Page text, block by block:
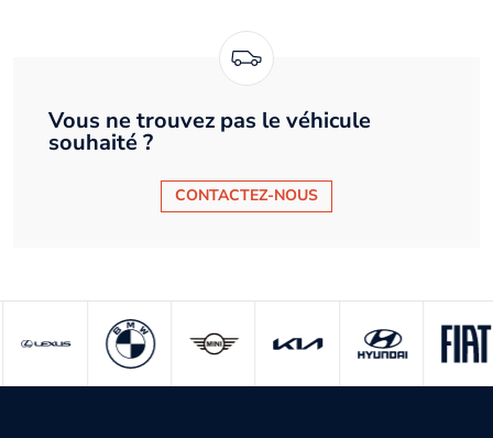
Vous ne trouvez pas le véhicule
souhaité ?
CONTACTEZ-NOUS